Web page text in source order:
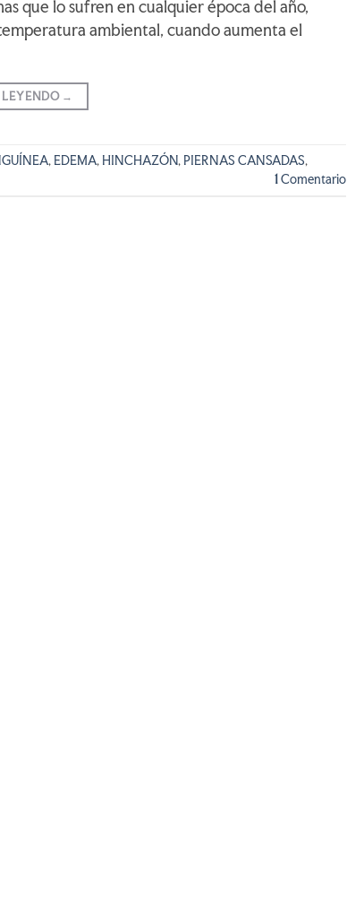
que lo sufren en cualquier época del año,
ambiental, cuando aumenta el
→
, EDEMA, HINCHAZÓN, PIERNAS CANSADAS,
1 Comentario